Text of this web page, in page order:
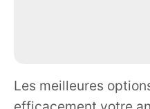
Les meilleures